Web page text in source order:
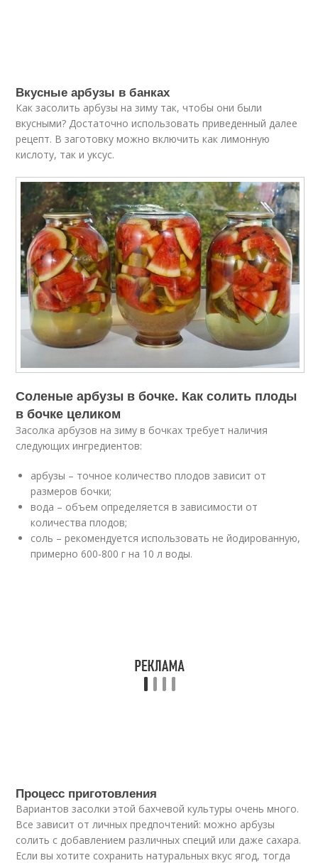
Вкусные арбузы в банках
Как засолить арбузы на зиму так, чтобы они были
вкусными? Достаточно использовать приведенный далее
рецепт. В заготовку можно включить как лимонную
кислоту, так и уксус.
Соленые арбузы в бочке. Как солить плоды
в бочке целиком
Засолка арбузов на зиму в бочках требует наличия
следующих ингредиентов:
арбузы – точное количество плодов зависит от
размеров бочки;
вода – объем определяется в зависимости от
количества плодов;
соль – рекомендуется использовать не йодированную,
примерно 600-800 г на 10 л воды.
Процесс приготовления
Вариантов засолки этой бахчевой культуры очень много.
Все зависит от личных предпочтений: можно арбузы
солить с добавлением различных специй или даже сахара.
Если вы хотите сохранить натуральных вкус ягод, тогда